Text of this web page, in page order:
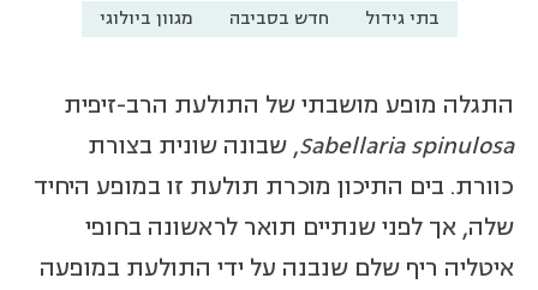
בתי גידול חדש בסביבה מגוון ביולוגי
התגלה מופע מושבתי של התולעת הרב-זיפית
Sabellaria spinulosa, שבונה שונית בצורת
כוורת. בים התיכון מוכרת תולעת זו במופע היחיד
שלה, אך לפני שנתיים תואר לראשונה בחופי
איטליה ריף שלם שנבנה על ידי התולעת במופעה